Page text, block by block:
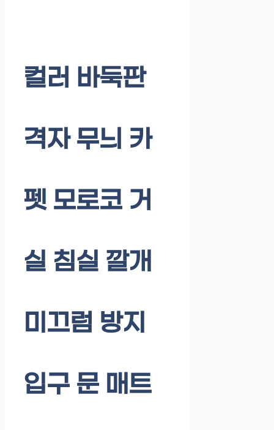
컬러 바둑판
격자 무늬 카
펫 모로코 거
실 침실 깔개
미끄럼 방지
입구 문 매트